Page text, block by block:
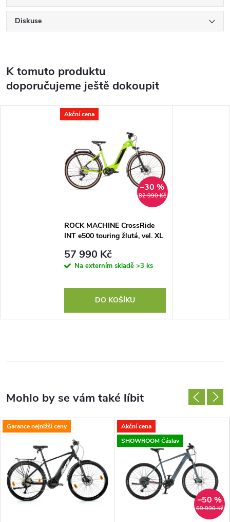
Diskuse
K tomuto produktu
doporučujeme ještě dokoupit
Akční cena
82 990 Kč
–30 %
ROCK MACHINE CrossRide
INT e500 touring žlutá, vel. XL
57 990 Kč
Na externím skladě >3 ks
DO KOŠÍKU
Garance nejnižší ceny
Akční cena
SHOWROOM Čáslav
69 990 Kč
–50 %